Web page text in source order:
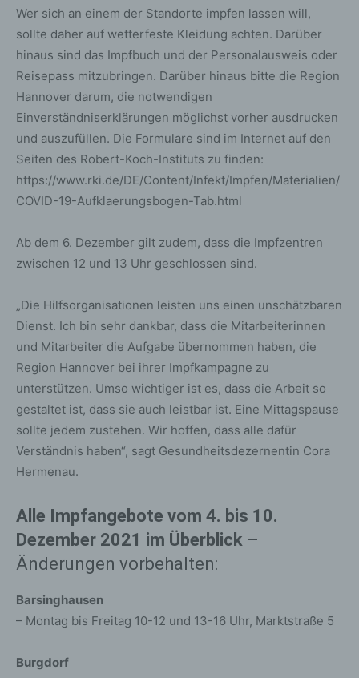
Wer sich an einem der Standorte impfen lassen will,
sollte daher auf wetterfeste Kleidung achten. Darüber
hinaus sind das Impfbuch und der Personalausweis oder
Reisepass mitzubringen. Darüber hinaus bitte die Region
Hannover darum, die notwendigen
Einverständniserklärungen möglichst vorher ausdrucken
und auszufüllen. Die Formulare sind im Internet auf den
Seiten des Robert-Koch-Instituts zu finden:
https://www.rki.de/DE/Content/Infekt/Impfen/Materialien/
COVID-19-Aufklaerungsbogen-Tab.html
Ab dem 6. Dezember gilt zudem, dass die Impfzentren
zwischen 12 und 13 Uhr geschlossen sind.
„Die Hilfsorganisationen leisten uns einen unschätzbaren
Dienst. Ich bin sehr dankbar, dass die Mitarbeiterinnen
und Mitarbeiter die Aufgabe übernommen haben, die
Region Hannover bei ihrer Impfkampagne zu
unterstützen. Umso wichtiger ist es, dass die Arbeit so
gestaltet ist, dass sie auch leistbar ist. Eine Mittagspause
sollte jedem zustehen. Wir hoffen, dass alle dafür
Verständnis haben“, sagt Gesundheitsdezernentin Cora
Hermenau.
Alle Impfangebote vom 4. bis 10.
Dezember 2021 im Überblick –
Änderungen vorbehalten:
Barsinghausen
– Montag bis Freitag 10-12 und 13-16 Uhr, Marktstraße 5
Burgdorf